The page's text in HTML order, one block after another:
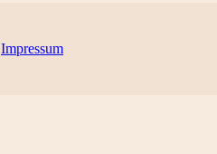
Impressum